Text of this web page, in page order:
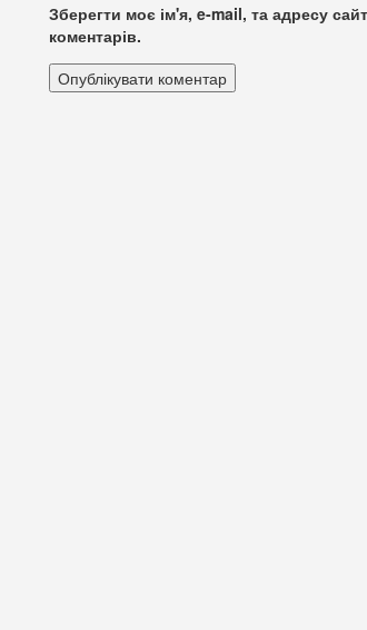
Зберегти моє ім'я, e-mail, та адресу
коментарів.